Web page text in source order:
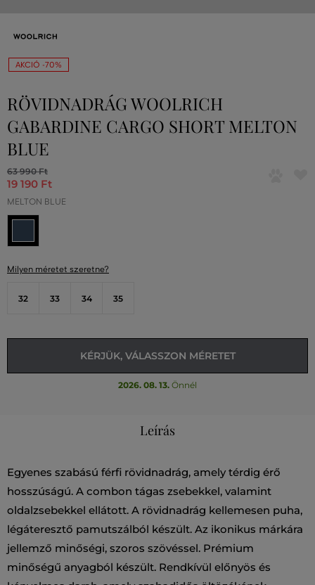
AKCIÓ -70%
RÖVIDNADRÁG WOOLRICH
GABARDINE CARGO SHORT MELTON
BLUE
63 990 Ft
19 190 Ft
MELTON BLUE
Milyen méretet szeretne?
32 33 34 35
KÉRJÜK, VÁLASSZON MÉRETET
2026. 08. 13. Önnél
Leírás
Egyenes szabású férfi rövidnadrág, amely térdig érő
hosszúságú. A combon tágas zsebekkel, valamint
oldalzsebekkel ellátott. A rövidnadrág kellemesen puha,
légáteresztő pamutszálból készült. Az ikonikus márkára
jellemző minőségi, szoros szövéssel. Prémium
minőségű anyagból készült. Rendkívül előnyös és